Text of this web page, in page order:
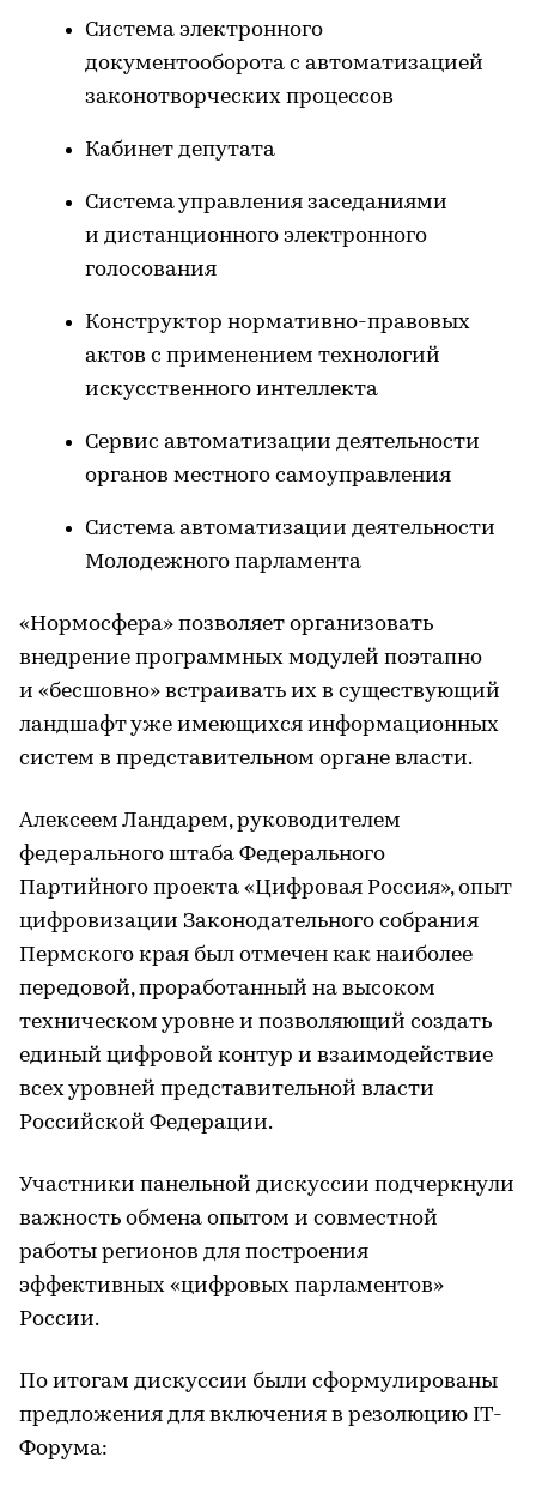
Система электронного
документооборота с автоматизацией
законотворческих процессов
Кабинет депутата
Система управления заседаниями
и дистанционного электронного
голосования
Конструктор нормативно-правовых
актов с применением технологий
искусственного интеллекта
Сервис автоматизации деятельности
органов местного самоуправления
Система автоматизации деятельности
Молодежного парламента
«Нормосфера» позволяет организовать
внедрение программных модулей поэтапно
и «бесшовно» встраивать их в существующий
ландшафт уже имеющихся информационных
систем в представительном органе власти.
Алексеем Ландарем, руководителем
федерального штаба Федерального
Партийного проекта «Цифровая Россия», опыт
цифровизации Законодательного собрания
Пермского края был отмечен как наиболее
передовой, проработанный на высоком
техническом уровне и позволяющий создать
единый цифровой контур и взаимодействие
всех уровней представительной власти
Российской Федерации.
Участники панельной дискуссии подчеркнули
важность обмена опытом и совместной
работы регионов для построения
эффективных «цифровых парламентов»
России.
По итогам дискуссии были сформулированы
предложения для включения в резолюцию IT-
Форума: